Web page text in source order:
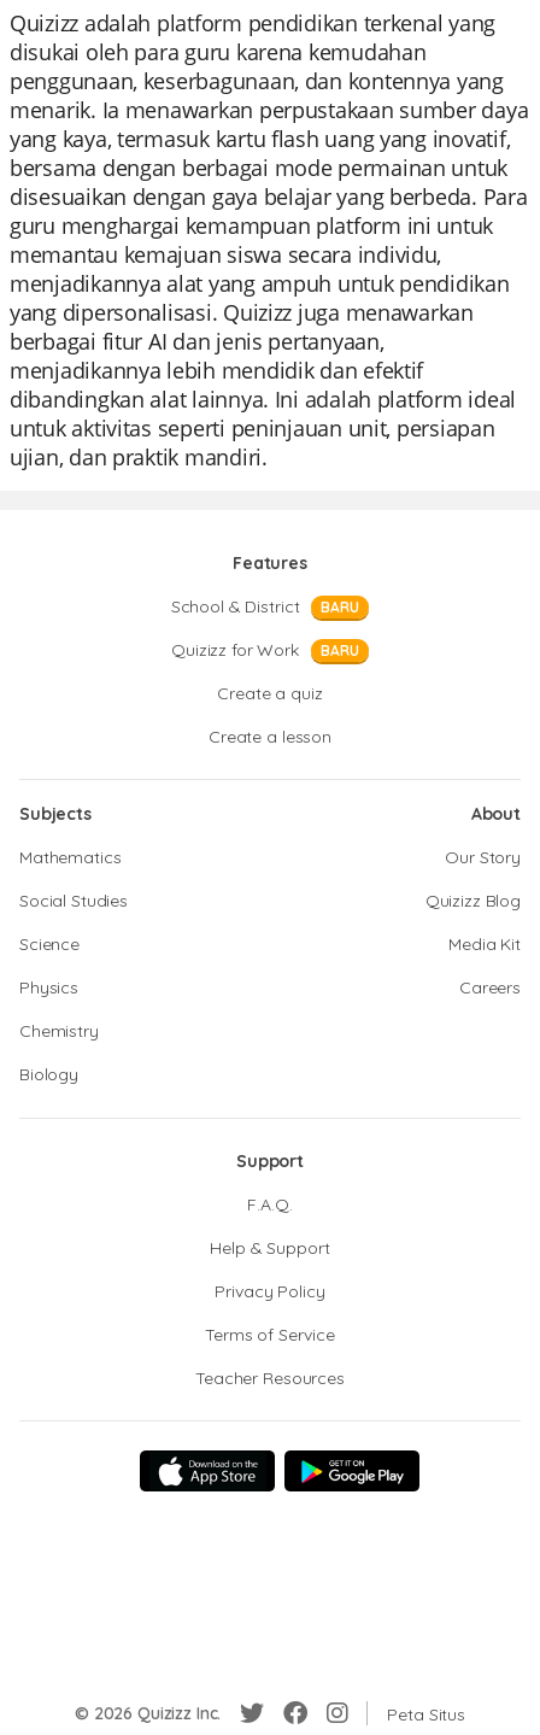
Quizizz adalah platform pendidikan terkenal yang
disukai oleh para guru karena kemudahan
penggunaan, keserbagunaan, dan kontennya yang
menarik. Ia menawarkan perpustakaan sumber daya
yang kaya, termasuk kartu flash uang yang inovatif,
bersama dengan berbagai mode permainan untuk
disesuaikan dengan gaya belajar yang berbeda. Para
guru menghargai kemampuan platform ini untuk
memantau kemajuan siswa secara individu,
menjadikannya alat yang ampuh untuk pendidikan
yang dipersonalisasi. Quizizz juga menawarkan
berbagai fitur AI dan jenis pertanyaan,
menjadikannya lebih mendidik dan efektif
dibandingkan alat lainnya. Ini adalah platform ideal
untuk aktivitas seperti peninjauan unit, persiapan
ujian, dan praktik mandiri.
Features
School & District
BARU
Quizizz for Work BARU
Create a quiz
Create a lesson
Subjects
Mathematics
Social Studies
Science
Physics
Chemistry
Biology
About
Our Story
Quizizz Blog
Media Kit
Careers
Support
F.A.Q.
Help & Support
Privacy Policy
Terms of Service
Teacher Resources
© 2026 Quizizz Inc. Peta Situs